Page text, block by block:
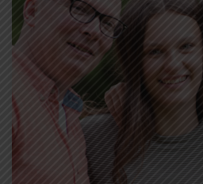
L’adolescence est une période
complexe, aussi bien pour les jeunes
Face à des changements rapides et à
imprévisibles, il peut sembler difficile
et respectueux à […]